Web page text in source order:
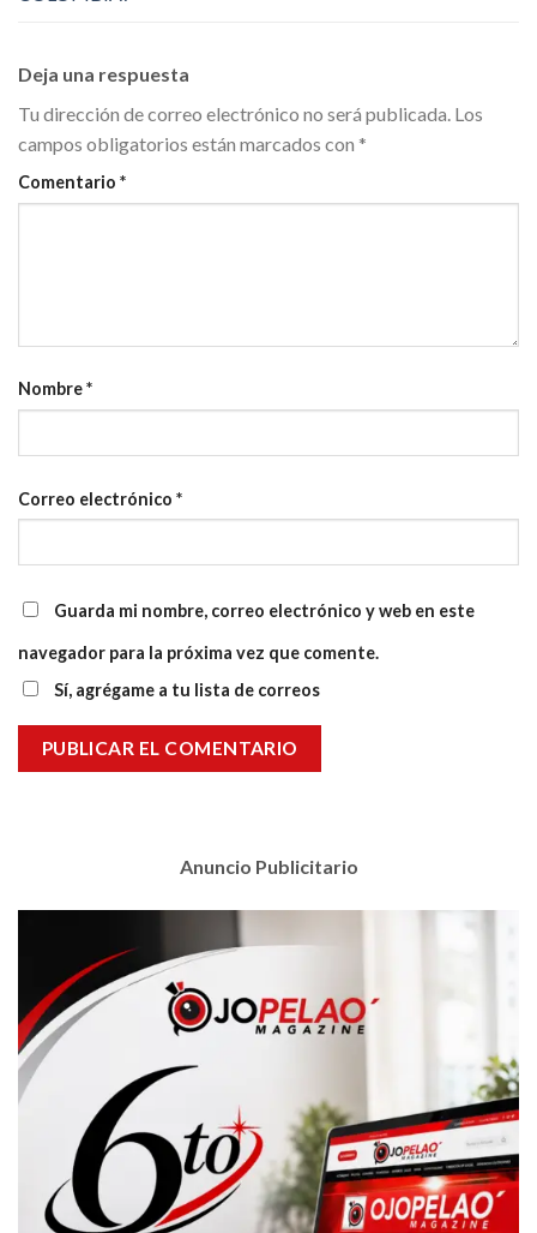
Deja una respuesta
Tu dirección de correo electrónico no será publicada. Los
campos obligatorios están marcados con *
Comentario *
Nombre*
Correo electrónico *
Guarda mi nombre, correo electrónico y web en este
navegador para la próxima vez que comente.
Sí, agrégame a tu lista de correos
Anuncio Publicitario